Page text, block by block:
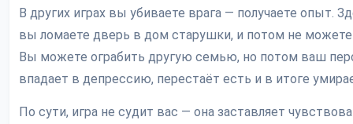
В других играх вы убиваете врага — получаете опыт.
вы ломаете дверь в дом старушки, и потом не можете
Вы можете ограбить другую семью, но потом ваш
впадает в депрессию, перестаёт есть и в итоге
По сути, игра не судит вас — она заставляет